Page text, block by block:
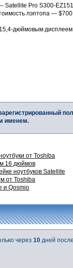
Pro S300-
лэптопа —
дюймовым
именем.
от Toshiba
16 дюймов
ноутбуков Satellite
от Toshiba
и Qosmio
через 10 дней